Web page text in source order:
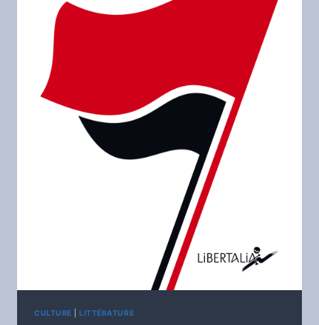
CULTURE |LITTÉRATURE